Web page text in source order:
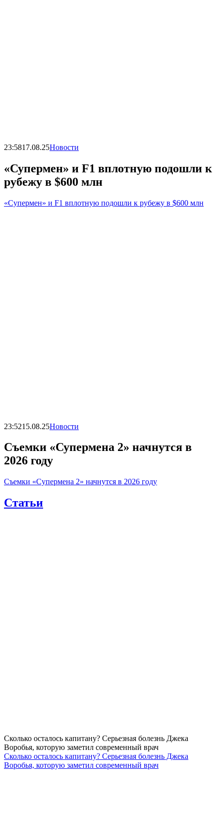
23:5817.08.25Новости
«Супермен» и F1 вплотную подошли к
рубежу в $600 млн
«Супермен» и F1 вплотную подошли к рубежу в $600 млн
23:5215.08.25Новости
Съемки «Супермена 2» начнутся в
2026 году
Съемки «Супермена 2» начнутся в 2026 году
Статьи
Сколько осталось капитану? Серьезная болезнь Джека
Воробья, которую заметил современный врач
Сколько осталось капитану? Серьезная болезнь Джека
Воробья, которую заметил современный врач